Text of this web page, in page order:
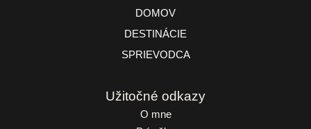
DOMOV
DESTINÁCIE
SPRIEVODCA
Užitočné odkazy
O mne